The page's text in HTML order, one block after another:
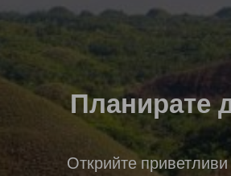
Планирате
Открийте